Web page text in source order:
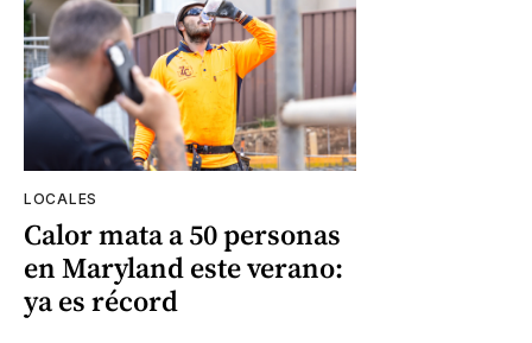
LOCALES
Calor mata a 50 personas
en Maryland este verano:
ya es récord